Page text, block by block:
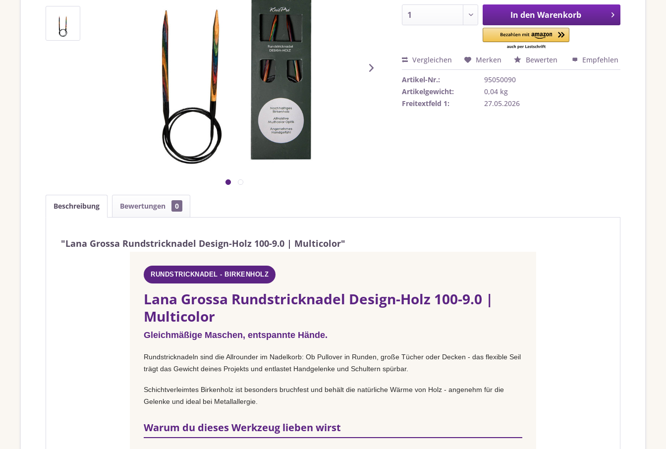
In den Warenkorb
Vergleichen Merken Bewerten Empfehlen
Artikel-Nr.:
95050090
Artikelgewicht:
0,04 kg
Freitextfeld 1:
27.05.2026
Beschreibung Bewertungen 0
"Lana Grossa Rundstricknadel Design-Holz 100-9.0 | Multicolor"
RUNDSTRICKNADEL - BIRKENHOLZ
Lana Grossa Rundstricknadel Design-Holz 100-9.0 |
Multicolor
Gleichmäßige Maschen, entspannte Hände.
Rundstricknadeln sind die Allrounder im Nadelkorb: Ob Pullover in Runden, große Tücher oder Decken - das flexible Seil
trägt das Gewicht deines Projekts und entlastet Handgelenke und Schultern spürbar.
Schichtverleimtes Birkenholz ist besonders bruchfest und behält die natürliche Wärme von Holz - angenehm für die
Gelenke und ideal bei Metallallergie.
Warum du dieses Werkzeug lieben wirst